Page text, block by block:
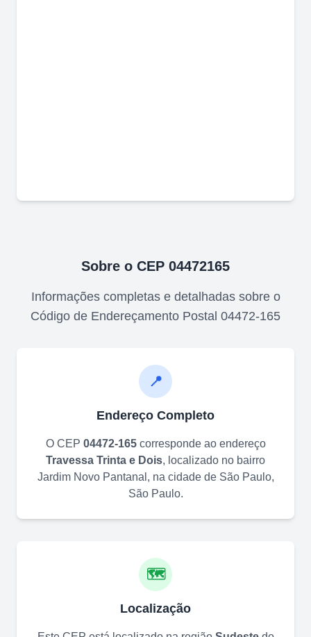
Sobre o CEP 04472165
Informações completas e detalhadas sobre o
Código de Endereçamento Postal 04472-165
📍
Endereço Completo
O CEP 04472-165corresponde ao endereço
Travessa Trinta e Dois, localizado no bairro
Jardim Novo Pantanal , na cidade de São Paulo,
São Paulo.
🗺️
Localização